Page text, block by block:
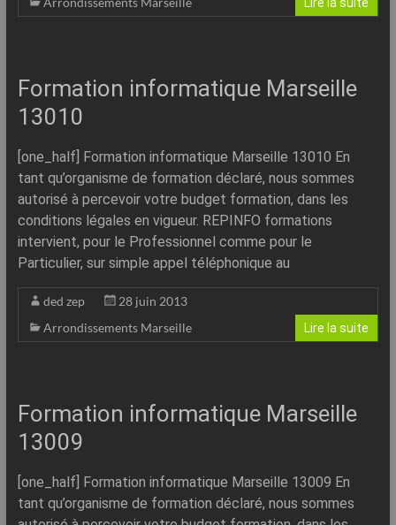
Formation informatique Marseille
13010
[one_half] Formation informatique Marseille 13010 En
tant qu’organisme de formation déclaré, nous sommes
autorisé à percevoir votre budget formation, dans les
conditions légales en vigueur. REPINFO formations
intervient, pour le Professionnel comme pour le
Particulier, sur simple appel téléphonique au
ded zep
28 juin 2013
Arrondissements Marseille
Lire la suite
Formation informatique Marseille
13009
[one_half] Formation informatique Marseille 13009 En
tant qu’organisme de formation déclaré, nous sommes